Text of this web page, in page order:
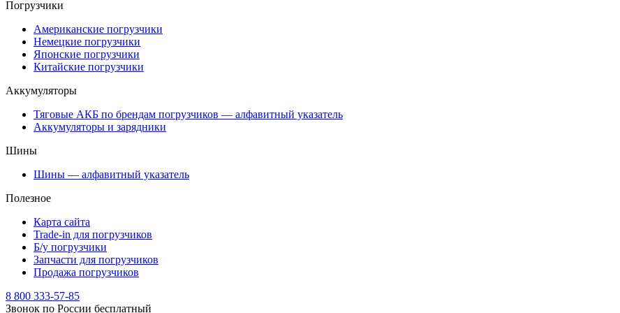
Погрузчики
Американские погрузчики
Немецкие погрузчики
Японские погрузчики
Китайские погрузчики
Аккумуляторы
Тяговые АКБ по брендам погрузчиков — алфавитный указатель
Аккумуляторы и зарядники
Шины
Шины — алфавитный указатель
Полезное
Карта сайта
Trade-in для погрузчиков
Б/у погрузчики
Запчасти для погрузчиков
Продажа погрузчиков
8 800 333-57-85
Звонок по России бесплатный